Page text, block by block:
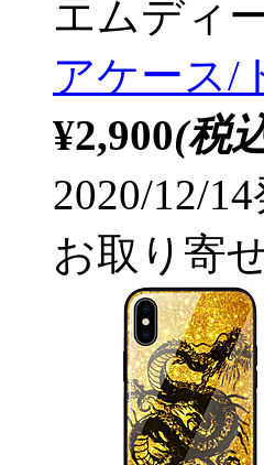
エムディ
アケース/
¥2,900(税
2020/12/
お取り寄